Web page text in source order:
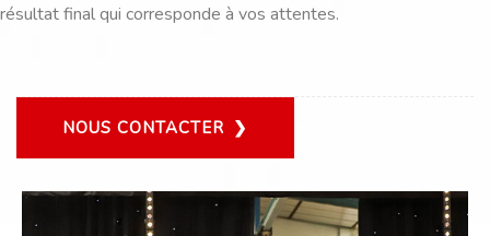
résultat final qui corresponde à vos attentes.
NOUS CONTACTER